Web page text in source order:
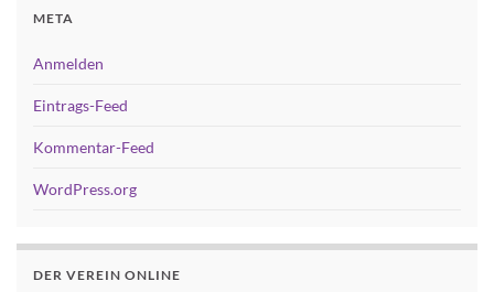
META
Anmelden
Eintrags-Feed
Kommentar-Feed
WordPress.org
DER VEREIN ONLINE